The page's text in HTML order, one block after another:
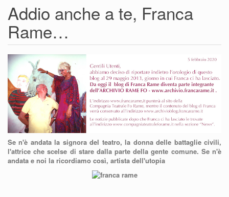
Addio anche a te, Franca
Rame…
Se n'è andata la signora del teatro, la donna delle battaglie civili,
l'attrice che scelse di stare dalla parte della gente comune. Se n'è
andata e noi la ricordiamo così, artista dell'utopia